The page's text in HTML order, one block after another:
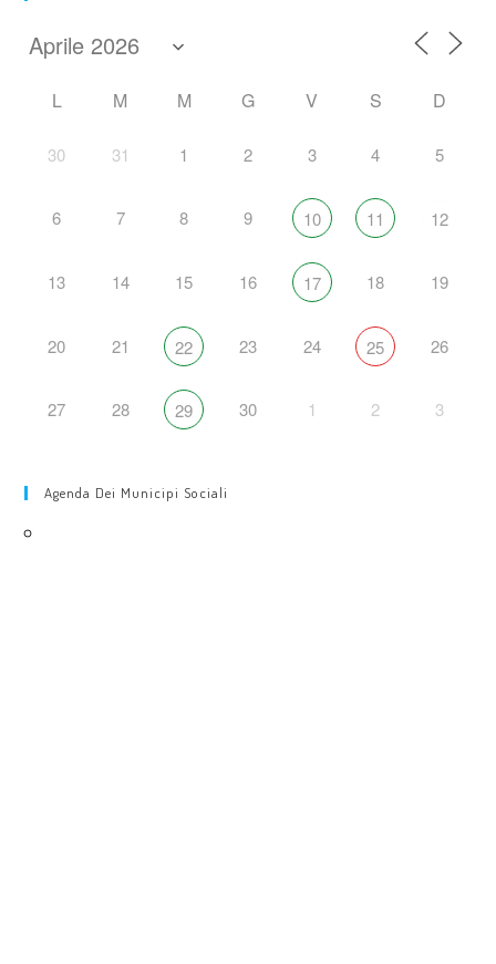
L M M G V S D
30 31 1 2 3 4 5
6 7 8 9 10 11 12
13 14 15 16 17 18 19
20 21 22 23 24 25 26
27 28 29 30 1 2 3
Agenda Dei Municipi Sociali